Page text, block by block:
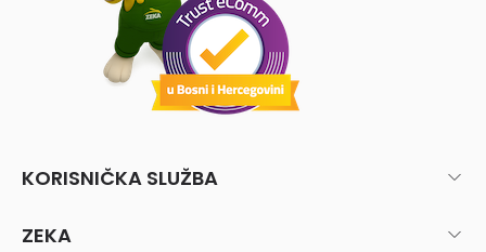
KORISNIČKA SLUŽBA
ZEKA